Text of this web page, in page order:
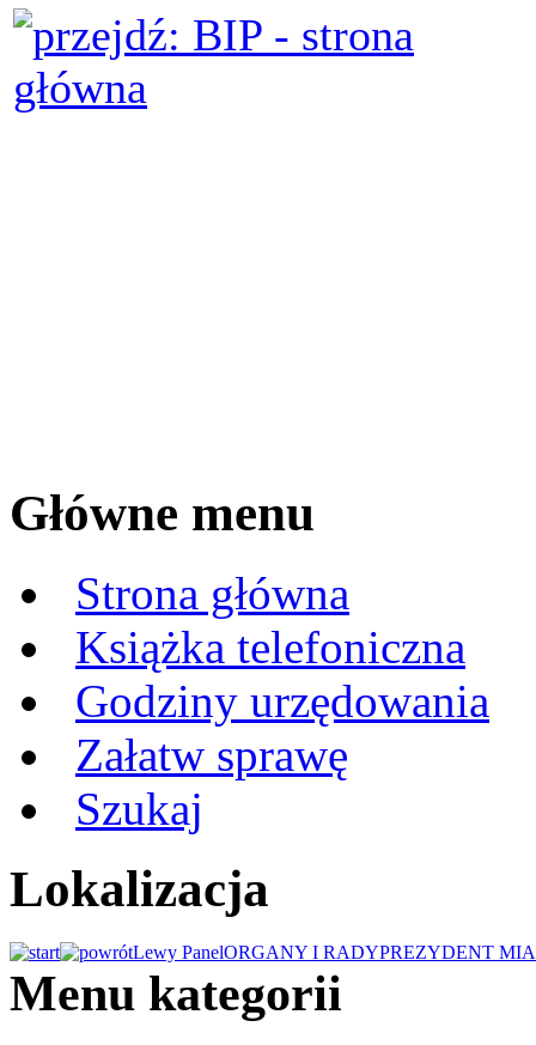
Główne menu
Strona główna
Książka telefoniczna
Godziny urzędowania
Załatw sprawę
Szukaj
Lokalizacja
Lewy PanelORGANY I RADYPREZYDENT
Menu kategorii